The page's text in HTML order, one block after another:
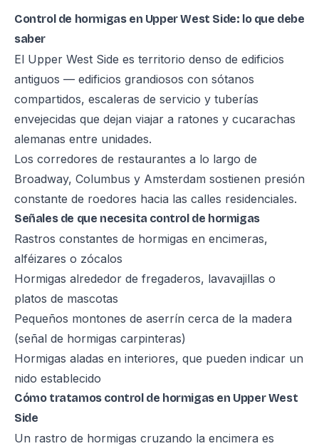
Control de hormigas en Upper West Side: lo que debe
saber
El Upper West Side es territorio denso de edificios
antiguos — edificios grandiosos con sótanos
compartidos, escaleras de servicio y tuberías
envejecidas que dejan viajar a ratones y cucarachas
alemanas entre unidades.
Los corredores de restaurantes a lo largo de
Broadway, Columbus y Amsterdam sostienen presión
constante de roedores hacia las calles residenciales.
Señales de que necesita control de hormigas
Rastros constantes de hormigas en encimeras,
alféizares o zócalos
Hormigas alrededor de fregaderos, lavavajillas o
platos de mascotas
Pequeños montones de aserrín cerca de la madera
(señal de hormigas carpinteras)
Hormigas aladas en interiores, que pueden indicar un
nido establecido
Cómo tratamos control de hormigas en Upper West
Side
Un rastro de hormigas cruzando la encimera es